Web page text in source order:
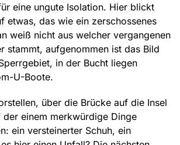
eine ungute Isolation. Hier blickt
etwas, das wie ein zerschossenes
weiß nicht aus welcher vergangenen
stammt, aufgenommen ist das Bild
in der Bucht liegen
U-Boote.
über die Brücke auf die Insel
der einem merkwürdige Dinge
ein versteinerter Schuh, ein